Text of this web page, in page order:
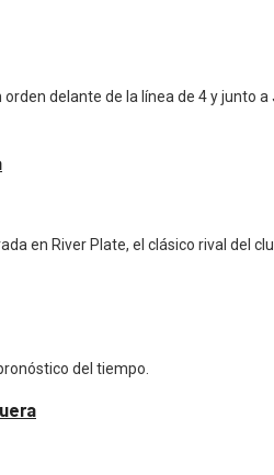
delante de la línea de 4 y
en River Plate, el clásico rival del
del tiempo.